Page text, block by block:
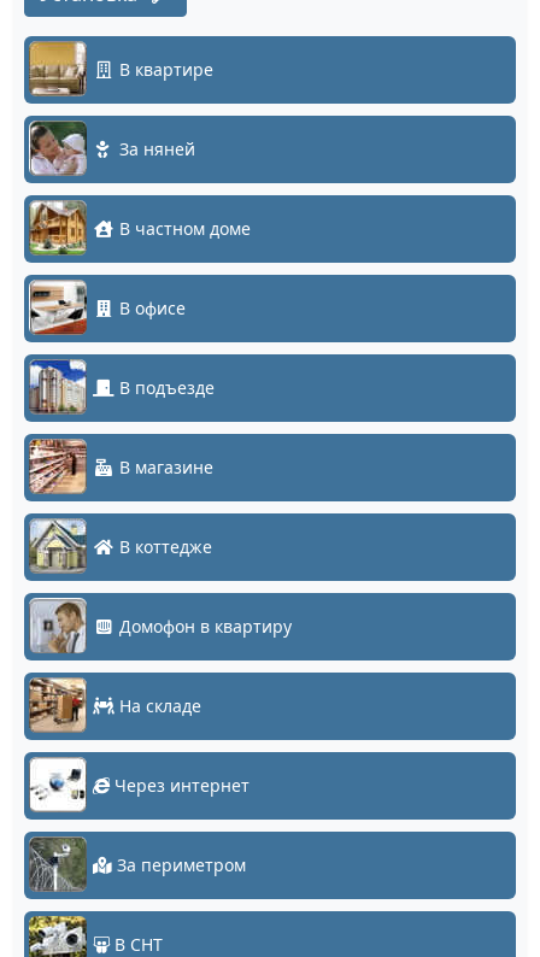
В квартире
За няней
В частном доме
В офисе
В подъезде
В магазине
В коттедже
Домофон в квартиру
На складе
Через интернет
За периметром
В СНТ